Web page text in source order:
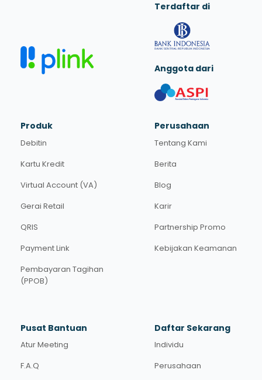
Terdaftar di
Anggota dari
Produk
Debitin
Kartu Kredit
Virtual Account (VA)
Gerai Retail
QRIS
Payment Link
Pembayaran Tagihan
(PPOB)
Perusahaan
Tentang Kami
Berita
Blog
Karir
Partnership Promo
Kebijakan Keamanan
Pusat Bantuan
Atur Meeting
F.A.Q
Daftar Sekarang
Individu
Perusahaan